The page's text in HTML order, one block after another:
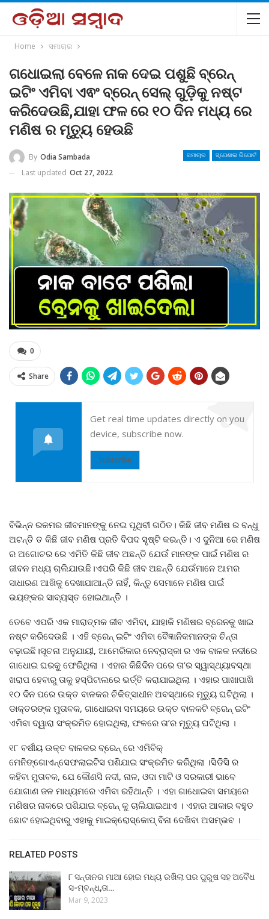
Home ସମାଚାର
ଗଧୋଇଲା ବେଳେ ନାକ ଦେଇ ପଶୁଛି ବ୍ରେନ୍
ଇଟିଂ ଏମିବା ଏଵଂ ବ୍ରେନ୍ ସେଲ୍ ଗୁଡ଼ିକୁ ନଷ୍ଟ
କରିଦେଉଛି,ଯାହା ଫଳ ରେ ୧୦ ଦିନ ମଧ୍ୟ ରେ
ମଣିଷ ର ମୃତ୍ୟୁ ହେଉଛି
ସମାଚାର ସ୍ପେଶାଲ ରିପୋର୍ଟ
By Odia Sambada
Last updated Oct 27, 2022
0
Share
Get real time updates directly on you
device, subscribe now.
Subscribe
ବିଭିନ୍ନ ରକମର ଜୀବମାନଙ୍କୁ ନେଇ ପୃଥିବୀ ଗଠିତ। କିଛି ଜୀବ ମଣିଷ ର ବନ୍ଧୁ
ଅଟନ୍ତି ତ କିଛି ଜୀବ ମଣିଷ ପ୍ରତି ବିପଦ ସୃଷ୍ଟି କରନ୍ତି। ଏ ଦୁନିଆ ରେ ମଣିଷ
ର ଅଗୋଚର ରେ ଏମିତି କିଛି ଜୀବ ଅଛନ୍ତି ଯେଉଁ ମାନଙ୍କ ପାଇଁ ମଣିଷ ର
ଜୀବନ ମଧ୍ୟ ଚାଲିଯାଉଛି।ଏପରି କିଛି ଜୀବ ଅଛନ୍ତି ଯେଉଁମାନେ ଆମର
ସାଧାରଣ ଆଖିକୁ ଦେଖାଯାଆନ୍ତି ନାହିଁ, କିନ୍ତୁ ସେମାନେ ମଣିଷ ପାଇଁ
ଭୟଙ୍କର ସାବ୍ୟସ୍ତ ହୋଇଥାନ୍ତି ।
ତେବେ ଏପରି ଏକ ମାରାତ୍ମକ ଜୀବ ଏମିବା, ଯାହାକି ମଣିଷର ବ୍ରେନକୁ ଖାଇ
ନଷ୍ଟ କରିଦେଉଛି । ଏହି ବ୍ରେନ୍ ଇଟିଂ ଏମିବା ବୈଜ୍ଞାନିକମାନଙ୍କ ଚିନ୍ତା
ବଢ଼ାଇଛି।ସୂଚନା ଅନୁଯାୟୀ, ଆମେରିକାର ନେବ୍ରାସ୍କା ର ଏକ ବାଳକ ନଦୀରେ
ଗାଧୋଇ ଘରକୁ ଫେରିଥିଲା । ଏହାର କିଛିଦିନ ପରେ ତା’ର ସ୍ୱାସ୍ଥ୍ୟାବସ୍ଥା
ଖରାପ ହେବାରୁ ତାକୁ ହସ୍ପିଟାଲରେ ଭର୍ତ୍ତି କରାଯାଇଥିଲା । ଏହାର ପାଖାପାଖି
୧୦ ଦିନ ପରେ ଉକ୍ତ ବାଳକର ଚିକିତ୍ସାଧୀନ ଅବସ୍ଥାରେ ମୃତ୍ୟୁ ଘଟିଥିଲା ।
ଡାକ୍ତରଙ୍କ ମୁତାବକ, ଗାଧୋଇବା ସମୟରେ ଉକ୍ତ ବାଳକଟି ବ୍ରେନ୍ ଇଟିଂ
ଏମିବା ଦ୍ୱାରା ସଂକ୍ରମିତ ହୋଇଥିଲା, ଫଳରେ ତା’ର ମୃତ୍ୟୁ ଘଟିଥିଲା ।
୧୮ ବର୍ଷୀୟ ଉକ୍ତ ବାଳକର ବ୍ରେନ୍ ରେ ଏମିବିକ୍
ମେନିଙ୍ଗୋଏନ୍ସେଫଲାଇଟିସ ପଶିଯାଇ ସଂକ୍ରମିତ କରିଥିଲା ।ସିଡିସି ର
କହିବା ମୁତାବକ, ଯେ କୌଣସି ନଦୀ, ନାଳ, ଓଦା ମାଟି ଓ ସରକାରୀ ଭାବେ
ଯୋଗାଣ ଜଳ ମାଧ୍ୟମରେ ଏମିବା ରହିଥାନ୍ତି । ଏହା ଗାଧୋଇବା ସମୟରେ
ମଣିଷର ନାକରେ ପଶିଯାଇ ବ୍ରେନ୍ କୁ ଚାଲିଯାଇଥାଏ । ଏହାର ଆକାର ବହୁତ
ଛୋଟ ହୋଇଥିବାରୁ ଏହାକୁ ମାଇକ୍ରୋସ୍କୋପ୍ ବିନା ଦେଖିବା ଅସମ୍ଭବ ।
RELATED POSTS
୮ ସନ୍ତାନର ମାଆ ହୋଇ ମଧ୍ୟ ରଖିଲା ପର ପୁରୁଷ ସହ ଅବୈଧ
ସ-ମ୍ବନ୍ଧ,ତା…
Mar 9, 2023